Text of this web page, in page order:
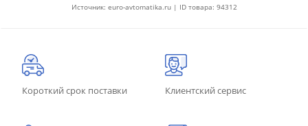
Источник: euro-avtomatika.ru | ID товара: 94312
Короткий срок поставки Клиентский сервис